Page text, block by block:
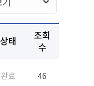
상태
조회
수
완료 46